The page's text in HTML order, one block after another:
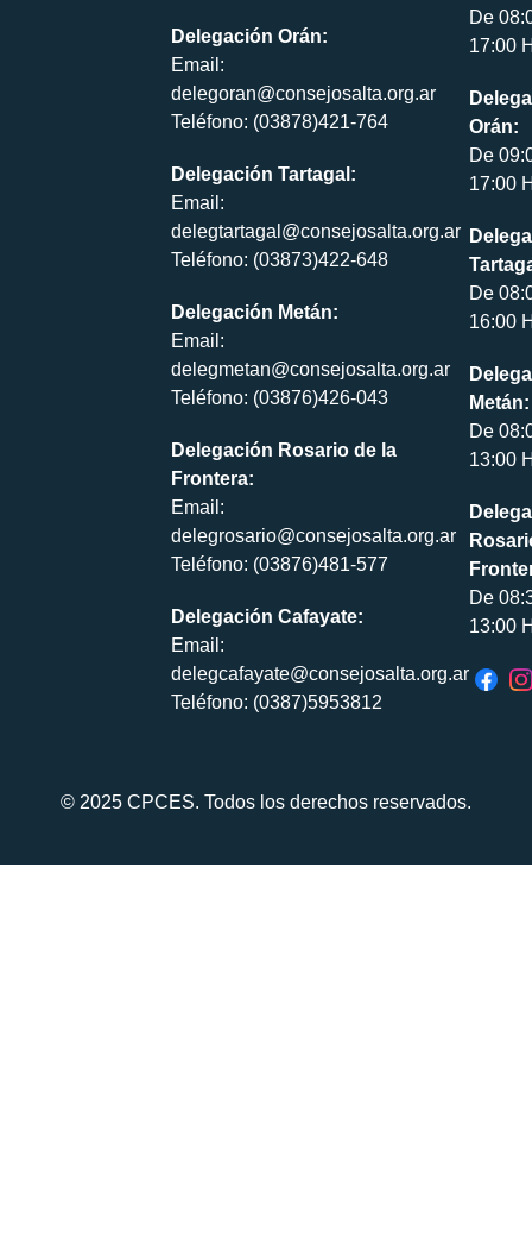
Delegación Orán:
Email:
delegoran@consejosalta.org.ar
Teléfono: (03878)421-764
Delegación Tartagal:
Email:
delegtartagal@consejosalta.org.ar
Teléfono: (03873)422-648
Delegación Metán:
Email:
delegmetan@consejosalta.org.ar
Teléfono: (03876)426-043
Delegación Rosario de la
Frontera:
Email:
delegrosario@consejosalta.org.ar
Teléfono: (03876)481-577
Delegación Cafayate:
Email:
delegcafayate@consejosalta.org.ar
Teléfono: (0387)5953812
De
17:00
Orán:
De
17:00
De
16:00
Metán:
De
13:00
De
13:00
© 2025 CPCES. Todos los derechos reservados.